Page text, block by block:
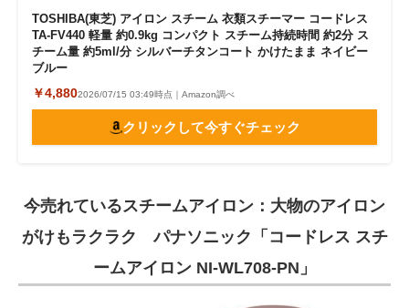
TOSHIBA(東芝) アイロン スチーム 衣類スチーマー コードレス
TA-FV440 軽量 約0.9kg コンパクト スチーム持続時間 約2分 ス
チーム量 約5ml/分 シルバーチタンコート かけたまま ネイビー
ブルー
￥4,8802026/07/15 03:49時点｜Amazon調べ
クリックして今すぐチェック
今売れているスチームアイロン：大物のアイロン
がけもラクラク パナソニック「コードレス スチ
ームアイロン NI-WL708-PN」